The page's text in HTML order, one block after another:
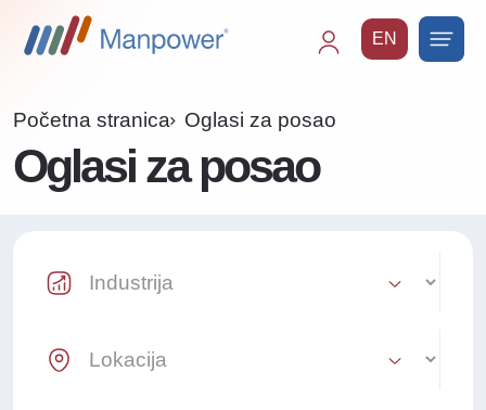
EN
Početna stranica Oglasi za posao
Oglasi za posao
Industry Select
Location Select